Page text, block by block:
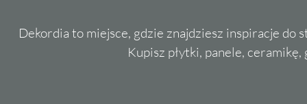
Dekordia to miejsce, gdzie znajdziesz inspiracje do
Kupisz płytki, panele,